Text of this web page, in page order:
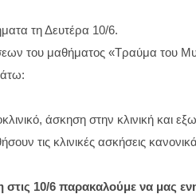
τη Δευτέρα 10/6.
του μαθήματος «Τραύμα του
άσκηση στην κλινική και
τις κλινικές ασκήσεις
10/6 παρακαλούμε να μας